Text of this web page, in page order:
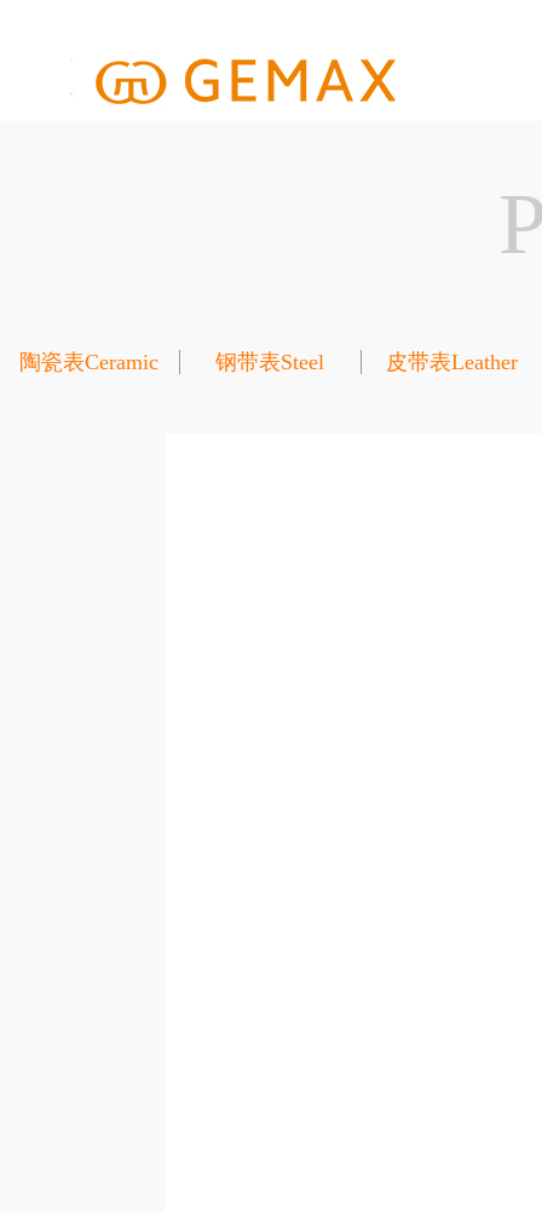
陶瓷表Ceramic 钢带表Steel 皮带表Leather